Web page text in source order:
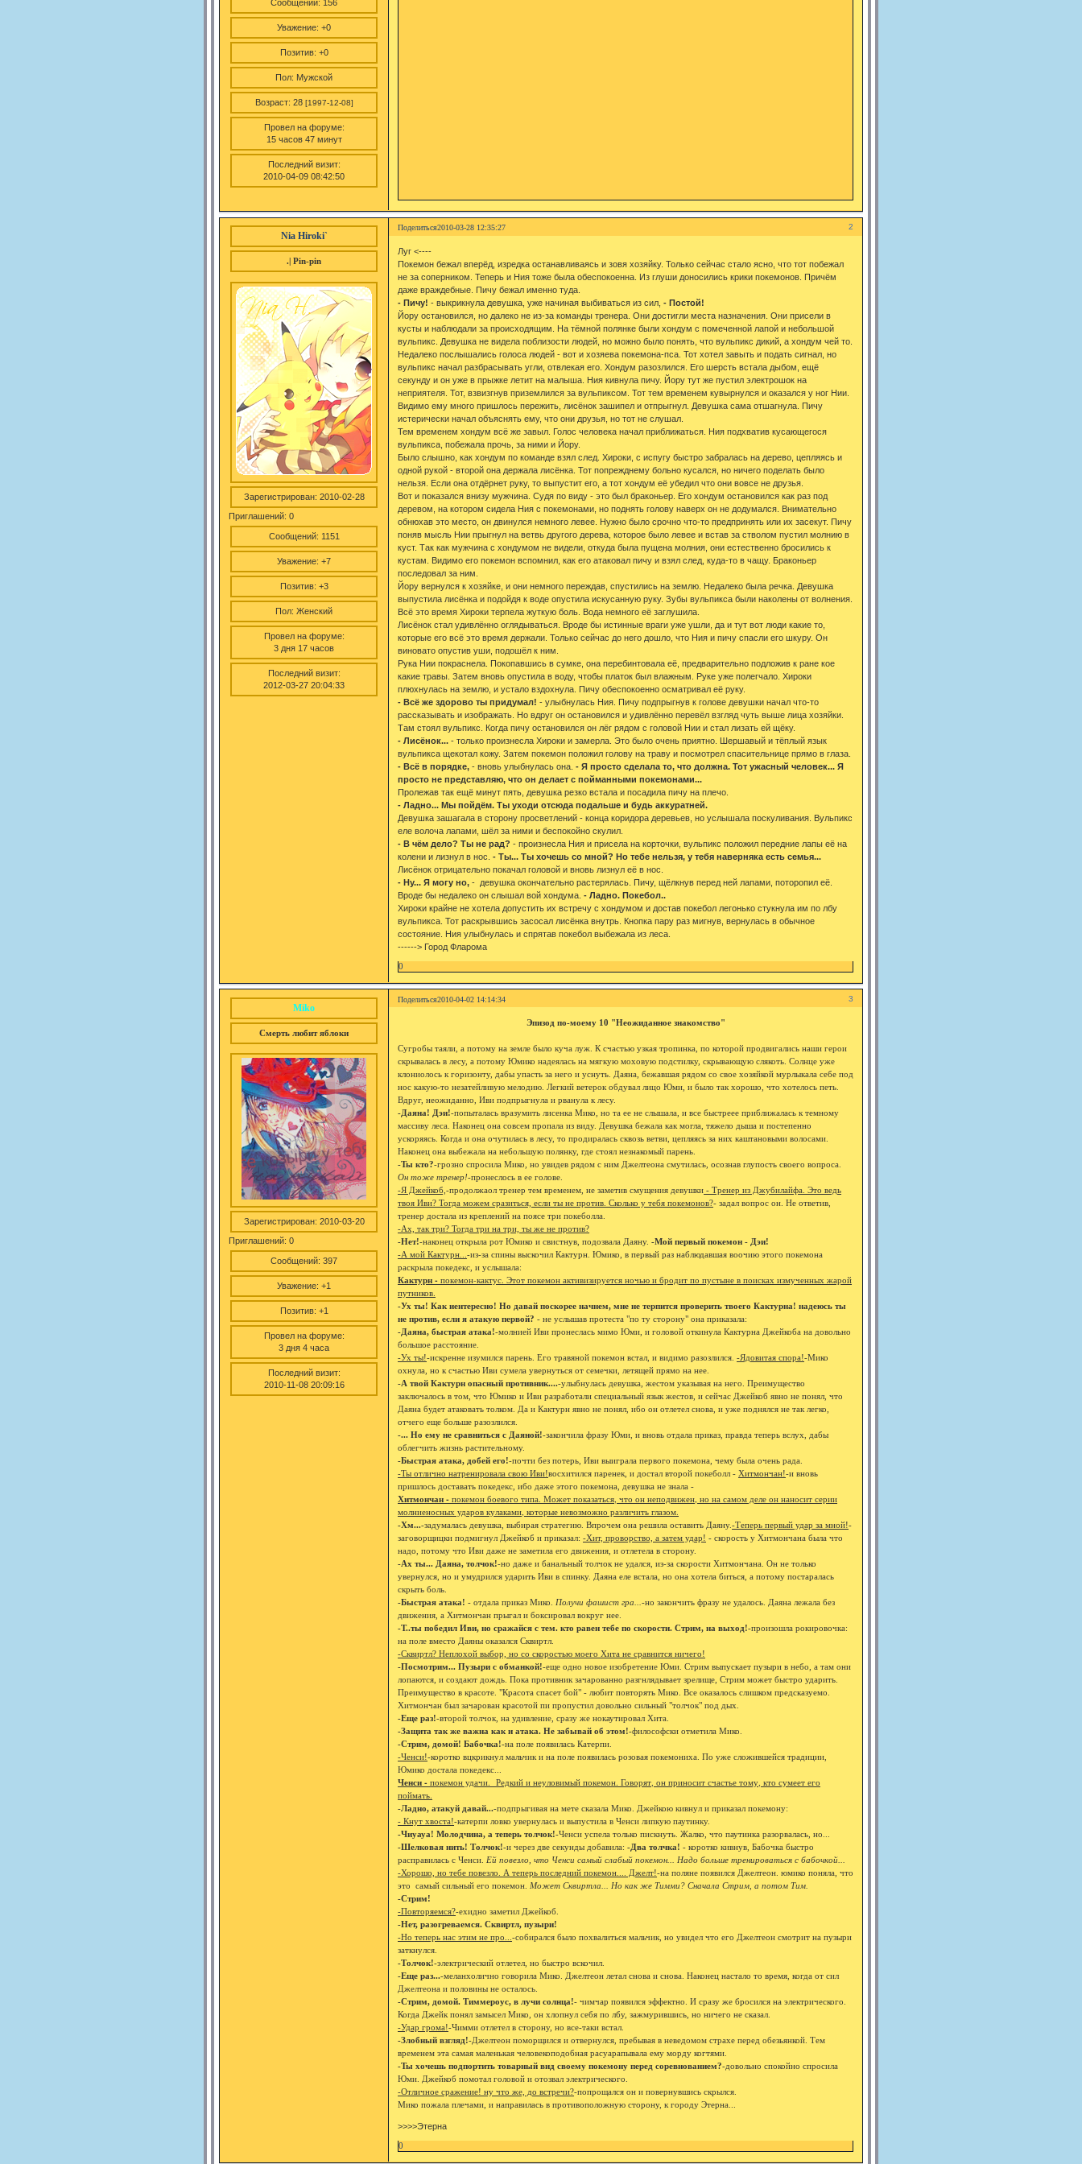
Сообщений: 156
Уважение: +0
Позитив: +0
Пол: Мужской
Возраст: 28 [1997-12-08]
Провел на форуме:
15 часов 47 минут
Последний визит:
2010-04-09 08:42:50
Поделиться 2
2010-03-28 12:35:27
Nia Hiroki`
.| Pin-pin
Зарегистрирован: 2010-02-28
Приглашений: 0
Сообщений: 1151
Уважение: +7
Позитив: +3
Пол: Женский
Провел на форуме:
3 дня 17 часов
Последний визит:
2012-03-27 20:04:33
Луг <----
Покемон бежал вперёд, изредка останавливаясь и зовя хозяйку. Только сейчас стало ясно, что тот побежал
не за соперником. Теперь и Ния тоже была обеспокоенна. Из глуши доносились крики покемонов. Причём
даже враждебные. Пичу бежал именно туда.
- Пичу! - выкрикнула девушка, уже начиная выбиваться из сил,- Постой!
Йору остановился, но далеко не из-за команды тренера. Они достигли места назначения. Они присели в
кусты и наблюдали за происходящим. На тёмной полянке были хондум с помеченной лапой и небольшой
вульпикс. Девушка не видела поблизости людей, но можно было понять, что вульпикс дикий, а хондум чей то.
Недалеко послышались голоса людей - вот и хозяева покемона-пса. Тот хотел завыть и подать сигнал, но
вульпикс начал разбрасывать угли, отвлекая его. Хондум разозлился. Его шерсть встала дыбом, ещё
секунду и он уже в прыжке летит на малыша. Ния кивнула пичу. Йору тут же пустил электрошок на
неприятеля. Тот, взвизгнув приземлился за вульпиксом. Тот тем временем кувырнулся и оказался у ног Нии.
Видимо ему много пришлось пережить, лисёнок зашипел и отпрыгнул. Девушка сама отшагнула. Пичу
истерически начал объяснять ему, что они друзья, но тот не слушал.
Тем временем хондум всё же завыл. Голос человека начал приближаться. Ния подхватив кусающегося
вульпикса, побежала прочь, за ними и Йору.
Было слышно, как хондум по команде взял след. Хироки, с испугу быстро забралась на дерево, цепляясь и
одной рукой - второй она держала лисёнка. Тот попрежднему больно кусался, но ничего поделать было
нельзя. Если она отдёрнет руку, то выпустит его, а тот хондум её убедил что они вовсе не друзья.
Вот и показался внизу мужчина. Судя по виду - это был браконьер. Его хондум остановился как раз под
деревом, на котором сидела Ния с покемонами, но поднять голову наверх он не додумался. Внимательно
обнюхав это место, он двинулся немного левее. Нужно было срочно что-то предпринять или их засекут. Пичу
поняв мысль Нии прыгнул на ветвь другого дерева, которое было левее и встав за стволом пустил молнию в
куст. Так как мужчина с хондумом не видели, откуда была пущена молния, они естественно бросились к
кустам. Видимо его покемон вспомнил, как его атаковал пичу и взял след, куда-то в чащу. Браконьер
последовал за ним.
Йору вернулся к хозяйке, и они немного переждав, спустились на землю. Недалеко была речка. Девушка
выпустила лисёнка и подойдя к воде опустила искусанную руку. Зубы вульпикса были наколены от волнения.
Всё это время Хироки терпела жуткую боль. Вода немного её заглушила.
Лисёнок стал удивлённо оглядываться. Вроде бы истинные враги уже ушли, да и тут вот люди какие то,
которые его всё это время держали. Только сейчас до него дошло, что Ния и пичу спасли его шкуру. Он
виновато опустив уши, подошёл к ним.
Рука Нии покраснела. Покопавшись в сумке, она перебинтовала её, предварительно подложив к ране кое
какие травы. Затем вновь опустила в воду, чтобы платок был влажным. Руке уже полегчало. Хироки
плюхнулась на землю, и устало вздохнула. Пичу обеспокоенно осматривал её руку.
- Всё же здорово ты придумал! - улыбнулась Ния. Пичу подпрыгнув к голове девушки начал что-то
рассказывать и изображать. Но вдруг он остановился и удивлённо перевёл взгляд чуть выше лица хозяйки.
Там стоял вульпикс. Когда пичу остановился он лёг рядом с головой Нии и стал лизать ей щёку.
- Лисёнок... - только произнесла Хироки и замерла. Это было очень приятно. Шершавый и тёплый язык
вульпикса щекотал кожу. Затем покемон положил голову на траву и посмотрел спасительнице прямо в глаза.
- Всё в порядке,- вновь улыбнулась она.- Я просто сделала то, что должна. Тот ужасный человек... Я
просто не представляю, что он делает с пойманными покемонами...
Пролежав так ещё минут пять, девушка резко встала и посадила пичу на плечо.
- Ладно... Мы пойдём. Ты уходи отсюда подальше и будь аккуратней.
Девушка зашагала в сторону просветлений - конца коридора деревьев, но услышала поскуливания. Вульпикс
еле волоча лапами, шёл за ними и беспокойно скулил.
- В чём дело? Ты не рад? - произнесла Ния и присела на корточки, вульпикс положил передние лапы её на
колени и лизнул в нос.- Ты... Ты хочешь со мной? Но тебе нельзя, у тебя наверняка есть семья...
Лисёнок отрицательно покачал головой и вновь лизнул её в нос.
- Ну... Я могу но,- девушка окончательно растерялась. Пичу, щёлкнув перед ней лапами, поторопил её.
Вроде бы недалеко он слышал вой хондума.- Ладно. Покебол..
Хироки крайне не хотела допустить их встречу с хондумом и достав покебол легонько стукнула им по лбу
вульпикса. Тот раскрывшись засосал лисёнка внутрь. Кнопка пару раз мигнув, вернулась в обычное
состояние. Ния улыбнулась и спрятав покебол выбежала из леса.
------> Город Фларома
0
Поделиться 3
2010-04-02 14:14:34
Miko
Смерть любит яблоки
Зарегистрирован: 2010-03-20
Приглашений: 0
Сообщений: 397
Уважение: +1
Позитив: +1
Провел на форуме:
3 дня 4 часа
Последний визит:
2010-11-08 20:09:16
Эпизод по-моему 10 "Неожиданное знакомство"
Сугробы таяли, а потому на земле было куча луж. К счастью узкая тропинка, по которой продвигались наши герои
скрывалась в лесу, а потому Юмико надеялась на мягкую моховую подстилку, скрывающую слякоть. Солнце уже
клониолось к горизонту, дабы упасть за него и уснуть. Даяна, бежавшая рядом со свое хозяйкой мурлыкала себе под
нос какую-то незатейливую мелодию. Легкий ветерок обдувал лицо Юми, и было так хорошо, что хотелось петь.
Вдруг, неожиданно, Иви подпрыгнула и рванула к лесу.
-Даяна! Дэи!-попыталась вразумить лисенка Мико, но та ее не слышала, и все быстреее приближалась к темному
массиву леса. Наконец она совсем пропала из виду. Девушка бежала как могла, тяжело дыша и постепенно
ускоряясь. Когда и она очутилась в лесу, то продиралась сквозь ветви, цепляясь за них каштановыми волосами.
Наконец она выбежала на небольшую полянку, где стоял незнакомый парень.
-Ты кто?-грозно спросила Мико, но увидев рядом с ним Джелтеона смутилась, осознав глупость своего вопроса.
Он тоже тренер!-пронеслось в ее голове.
-Я Джейкоб,-продолжаол тренер тем временем, не заметив смущения девушки - Тренер из Джубилайфа. Это ведь
твоя Иви? Тогда можем сразиться, если ты не против. Сколько у тебя покемонов?- задал вопрос он. Не ответив,
тренер достала из креплений на поясе три покеболла.
-Ах, так три? Тогда три на три, ты же не против?
-Нет!-наконец открыла рот Юмико и свистнув, подозвала Даяну.-Мой первый покемон - Дэи!
-А мой Кактурн...-из-за спины выскочил Кактурн. Юмико, в первый раз наблюдавшая воочию этого покемона
раскрыла покедекс, и услышала:
Кактурн - покемон-кактус. Этот покемон активизируется ночью и бродит по пустыне в поисках измученных жарой
путников.
-Ух ты! Как иентересно! Но давай поскорее начнем, мне не терпится проверить твоего Кактурна! надеюсь ты
не против, если я атакую первой? - не услышав протеста "по ту сторону" она приказала:
-Даяна, быстрая атака!-молнией Иви пронеслась мимо Юми, и головой откинула Кактурна Джейкоба на довольно
большое расстояние.
-Ух ты!-искренне изумился парень. Его травяной покемон встал, и видимо разозлился.-Ядовитая спора!-Мико
охнула, но к счастью Иви сумела увернуться от семечки, летящей прямо на нее.
-А твой Кактурн опасный противник....-улыбнулась девушка, жестом указывая на него. Преимущество
заключалось в том, что Юмико и Иви разработали специальный язык жестов, и сейчас Джейкоб явно не понял, что
Даяна будет атаковать толком. Да и Кактурн явно не понял, ибо он отлетел снова, и уже поднялся не так легко,
отчего еще больше разозлился.
-... Но ему не сравниться с Даяной!-закончила фразу Юми, и вновь отдала приказ, правда теперь вслух, дабы
облегчить жизнь растительному.
-Быстрая атака, добей его!-почти без потерь, Иви выиграла первого покемона, чему была очень рада.
-Ты отлично натренировала свою Иви!восхитился паренек, и достал второй покеболл -Хитмончан!-и вновь
пришлось доставать покедекс, ибо даже этого покемона, девушка не знала -
Хитмончан -покемон боевого типа. Может показаться, что он неподвижен, но на самом деле он наносит серии
молниеносных ударов кулаками, которые невозможно различить глазом.
-Хм...-задумалась девушка, выбирая стратегию. Впрочем она решила оставить Даяну.-Теперь первый удар за мной!-
заговорщицки подмигнул Джейкоб и приказал:-Хит, проворство, а затем удар! - скорость у Хитмончана была что
надо, потому что Иви даже не заметила его движения, и отлетела в сторону.
-Ах ты... Даяна, толчок!-но даже и банальный толчок не удался, из-за скорости Хитмончана. Он не только
увернулся, но и умудрился ударить Иви в спинку. Даяна еле встала, но она хотела биться, а потому постаралась
скрыть боль.
-Быстрая атака! - отдала приказ Мико. Получи фашист гра...-но закончить фразу не удалось. Даяна лежала без
движения, а Хитмончан прыгал и боксировал вокруг нее.
-Т..ты победил Иви, но сражайся с тем. кто равен тебе по скорости. Стрим, на выход!-произошла рокировочка:
на поле вместо Даяны оказался Сквиртл.
-Сквиртл? Неплохой выбор, но со скоростью моего Хита не сравнится ничего!
-Посмотрим... Пузыри с обманкой!-еще одно новое изобретение Юми. Стрим выпускает пузыри в небо, а там они
лопаются, и создают дождь. Пока противник зачарованно разгнлядывает зрелище, Стрим может быстро ударить.
Преимущество в красоте. "Красота спасет бой" - любит повторять Мико. Все оказалось слишком предсказуемо.
Хитмончан был зачарован красотой пи пропустил довольно сильный "толчок" под дых.
-Еще раз!-второй толчок, на удивление, сразу же нокаутировал Хита.
-Защита так же важна как и атака. Не забывай об этом!-философски отметила Мико.
-Стрим, домой! Бабочка!-на поле появилась Катерпи.
-Ченси!-коротко вцкрикнул мальчик и на поле появилась розовая покемониха. По уже сложившейся традиции,
Юмико достала покедекс...
Ченси -покемон удачи. Редкий и неуловимый покемон. Говорят, он приносит счастье тому, кто сумеет его
поймать.
-Ладно, атакуй давай...-подпрыгивая на мете сказала Мико. Джейкою кивнул и приказал покемону:
- Кнут хвоста!-катерпи ловко увернулась и выпустила в Ченси липкую паутинку.
-Чиуауа! Молодчина, а теперь толчок!-Ченси успела только пискнуть. Жалко, что паутинка разорвалась, но...
-Шелковая нить! Толчок!-и через две секунды добавила:-Два толчка! - коротко кивнув, Бабочка быстро
расправилась с Ченси. Ей повезло, что Ченси самый слабый покемон... Надо больше тренироваться с бабочкой...
-Хорошо, но тебе повезло. А теперь последний покемон.... Джелт!-на поляне появился Джелтеон. юмико поняла, что
это самый сильный его покемон. Может Сквиртла... Но как же Тимми? Сначала Стрим, а потом Тим.
-Стрим!
-Повторяемся?-ехидно заметил Джейкоб.
-Нет, разогреваемся. Сквиртл, пузыри!
-Но теперь нас этим не про...-собирался было похвалиться мальчик, но увидел что его Джелтеон смотрит на пузыри
заткнулся.
-Толчок!-электрический отлетел, но быстро вскочил.
-Еще раз...-меланхолично говорила Мико. Джелтеон летал снова и снова. Наконец настало то время, когда от сил
Джелтеона и половины не осталось.
-Стрим, домой. Тиммероус, в лучи солнца!- чимчар появился эффектно. И сразу же бросился на электрического.
Когда Джейк понял замысел Мико, он хлопнул себя по лбу, зажмурившись, но ничего не сказал.
-Удар грома!-Чимми отлетел в сторону, но все-таки встал.
-Злобный взгляд!-Джелтеон поморщился и отвернулся, пребывая в неведомом страхе перед обезьянкой. Тем
временем эта самая маленькая человекоподобная расуарапывала ему морду когтями.
-Ты хочешь подпортить товарный вид своему покемону перед соревнованием?-довольно спокойно спросила
Юми. Джейкоб помотал головой и отозвал электрического.
-Отличное сражение! ну что же, до встречи?-попрощался он и повернувшись скрылся.
Мико пожала плечами, и направилась в противоположную сторону, к городу Этерна...
>>>>Этерна
0